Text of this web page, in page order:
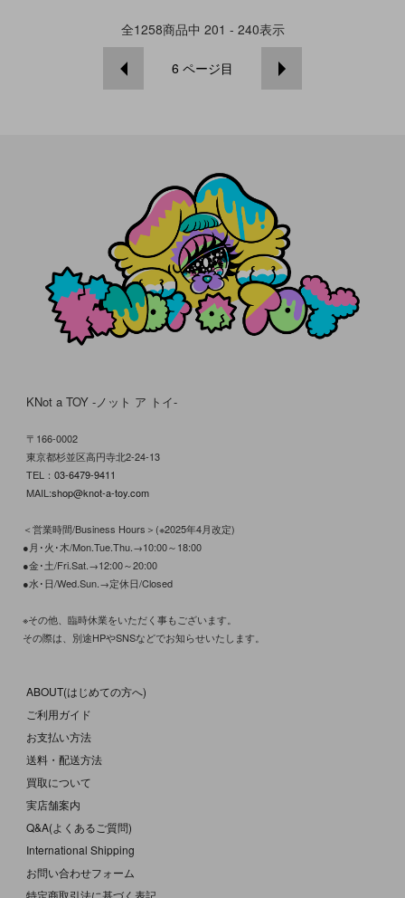
全1258商品中 201 - 240表示
6 ページ目
KNot a TOY -ノット ア トイ-
〒166-0002
東京都杉並区高円寺北2-24-13
TEL： 03-6479-9411
MAIL:shop@knot-a-toy.com
＜営業時間/Business Hours＞(※2025年4月改定)
●月･火･木/Mon.Tue.Thu.→10:00～18:00
●金･土/Fri.Sat.→12:00～20:00
●水･日/Wed.Sun.→定休日/Closed
※その他、臨時休業をいただく事もございます。
その際は、別途HPやSNSなどでお知らせいたします。
ABOUT(はじめての方へ)
ご利用ガイド
お支払い方法
送料・配送方法
買取について
実店舗案内
Q&A(よくあるご質問)
International Shipping
お問い合わせフォーム
特定商取引法に基づく表記